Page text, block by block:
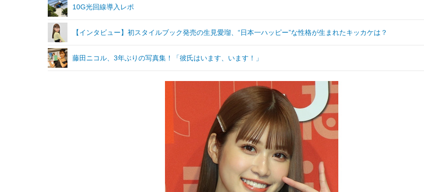
10G光回線導入レポ
【インタビュー】初スタイルブック発売の生見愛瑠、“日本一ハッピー”な性格が生まれたキッカケは？
藤田ニコル、3年ぶりの写真集！「彼氏はいます、います！」